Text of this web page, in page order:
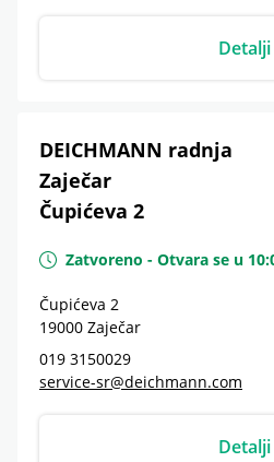
Detalji
DEICHMANN radnja
Zaječar
Čupićeva 2
Zatvoreno - Otvara se u
Čupićeva 2
19000 Zaječar
019 3150029
service-sr@deichmann.com
Detalji